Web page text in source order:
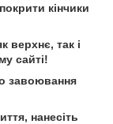
кінчики
верхнє, так і
сайті!
завоювання
нанесіть